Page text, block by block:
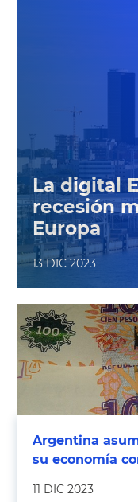
La digital
recesión
Europa
13 DIC 2023
Argentina
su economía
11 DIC 2023